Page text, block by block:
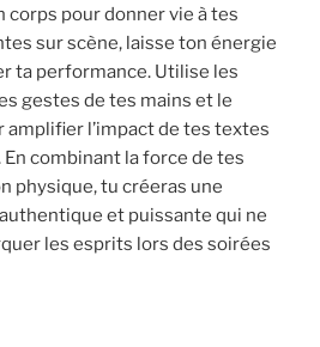
corps pour donner vie à tes
sur scène, laisse ton énergie
ta performance. Utilise les
gestes de tes mains et le
amplifier l’impact de tes textes
combinant la force de tes
physique, tu créeras une
et puissante qui ne
les esprits lors des soirées